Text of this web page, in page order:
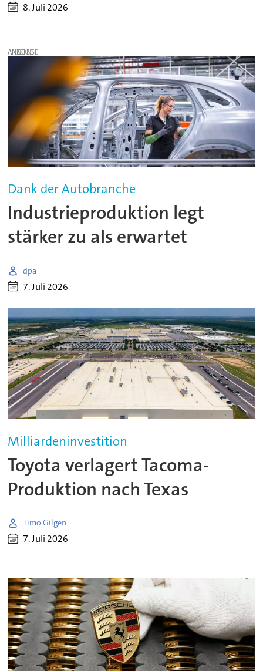
8. Juli 2026
ANZEIGE
Dank der Autobranche
Industrieproduktion legt
stärker zu als erwartet
dpa
7. Juli 2026
Milliardeninvestition
Toyota verlagert Tacoma-
Produktion nach Texas
Timo Gilgen
7. Juli 2026